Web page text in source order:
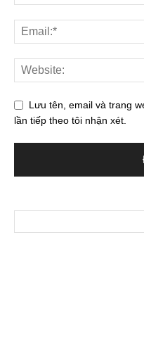
Lưu tên, email và trang
lần tiếp theo tôi nhận xét.